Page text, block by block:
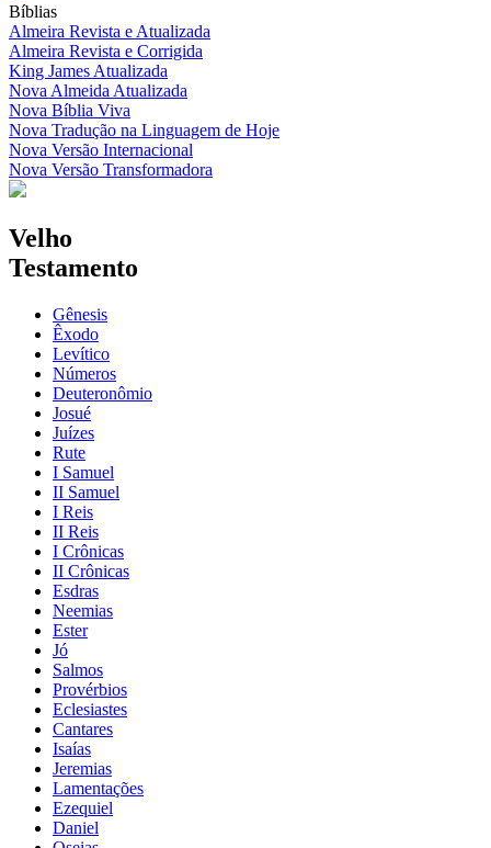
Bíblias
Almeira Revista e Atualizada
Almeira Revista e Corrigida
King James Atualizada
Nova Almeida Atualizada
Nova Bíblia Viva
Nova Tradução na Linguagem de Hoje
Nova Versão Internacional
Nova Versão Transformadora
Velho
Testamento
Gênesis
Êxodo
Levítico
Números
Deuteronômio
Josué
Juízes
Rute
I Samuel
II Samuel
I Reis
II Reis
I Crônicas
II Crônicas
Esdras
Neemias
Ester
Jó
Salmos
Provérbios
Eclesiastes
Cantares
Isaías
Jeremias
Lamentações
Ezequiel
Daniel